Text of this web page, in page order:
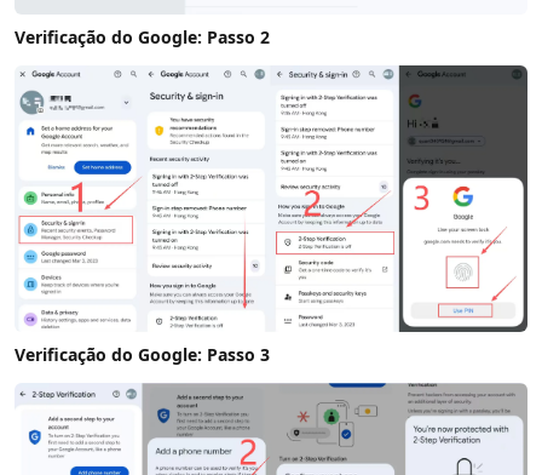
Verificação do Google: Passo 2
Verificação do Google: Passo 3